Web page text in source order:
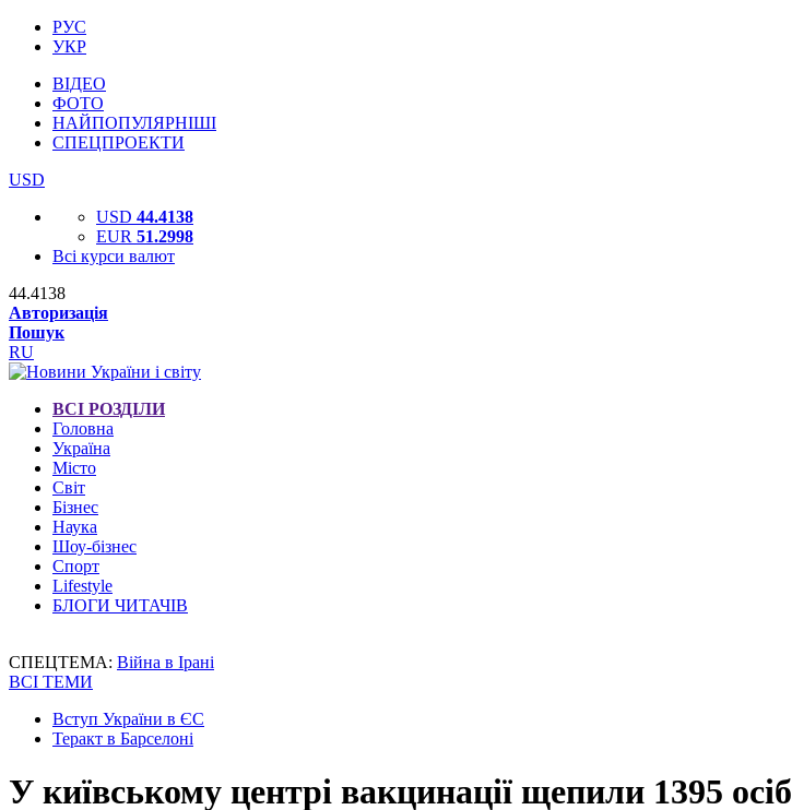
РУС
УКР
ВІДЕО
ФОТО
НАЙПОПУЛЯРНІШІ
СПЕЦПРОЕКТИ
USD
USD 44.4138
EUR 51.2998
Всі курси валют
44.4138
Авторизація
Пошук
RU
ВСІ РОЗДІЛИ
Головна
Україна
Місто
Світ
Бізнес
Наука
Шоу-бізнес
Спорт
Lifestyle
БЛОГИ ЧИТАЧІВ
СПЕЦТЕМА: Війна в Ірані
ВСІ ТЕМИ
Вступ України в ЄС
Теракт в Барселоні
У київському центрі вакцинації щепили 1395 осіб